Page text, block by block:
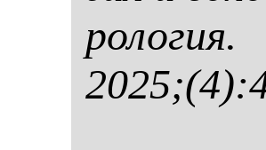
ро­ло­гия.